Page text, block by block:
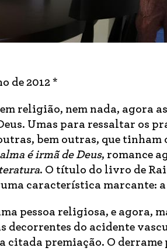
de 2012 *
em religião, nem nada, agora
Umas para ressaltar os
bem outras, que
é irmã de Deus, romance
. O título do livro de
característica marcante:
pessoa religiosa, e agora,
decorrentes do acidente
citada premiação. O